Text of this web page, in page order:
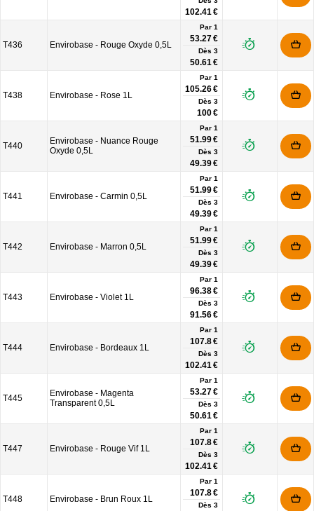
102.41 €
T436 Envirobase - Rouge Oxyde 0,5L
Par 1
53.27 €
Dès 3
50.61 €
T438 Envirobase - Rose 1L
Par 1
105.26 €
Dès 3
100 €
T440
Envirobase - Nuance Rouge
Oxyde 0,5L
Par 1
51.99 €
Dès 3
49.39 €
T441 Envirobase - Carmin 0,5L
Par 1
51.99 €
Dès 3
49.39 €
T442 Envirobase - Marron 0,5L
Par 1
51.99 €
Dès 3
49.39 €
T443 Envirobase - Violet 1L
Par 1
96.38 €
Dès 3
91.56 €
T444 Envirobase - Bordeaux 1L
Par 1
107.8 €
Dès 3
102.41 €
T445
Envirobase - Magenta
Transparent 0,5L
Par 1
53.27 €
Dès 3
50.61 €
T447 Envirobase - Rouge Vif 1L
Par 1
107.8 €
Dès 3
102.41 €
T448 Envirobase - Brun Roux 1L
Par 1
107.8 €
Dès 3